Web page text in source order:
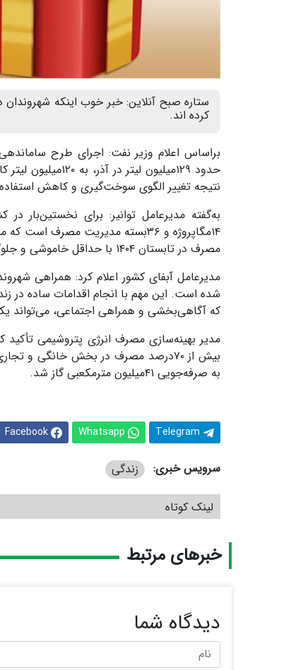
ستاره صبح آنلاین: خبر خوب اینکه
کرده اند.
براساس اعلام وزیر نفت: اجرای طرح
حدود ۱۲۹میلیون لیتر در آذر، به ۱۲۰میلیون
نتیجه تغییر الگوی سوخت‌گیری و کاهش
به‌گفته مدیرعامل توانیر: برای نخستین‌بار
۱۴مگاپروژه و ۳۶بسته مدیریت مصرف است که
مصرف در تابستان ۱۴۰۴ با حداقل خاموشی و
مدیرعامل آبفای کشور اعلام کرد: همراهی
شده است. این مهم با انجام اقدامات ساده
که آگاهی‌بخشی و همراهی اجتماعی، می‌تواند
مدیر بهینه‌سازی مصرف انرژی پتروشیمی
بیش از۷۰درصد مصرف در بخش خانگی و
به صرفه‌جویی ۴۱میلیون مترمکعبی گاز شد.
Telegram
Whatsapp
Facebook
سرویس خبری: زندگی
لینک کوتاه
خبرهای مرتبط
دیدگاه شما